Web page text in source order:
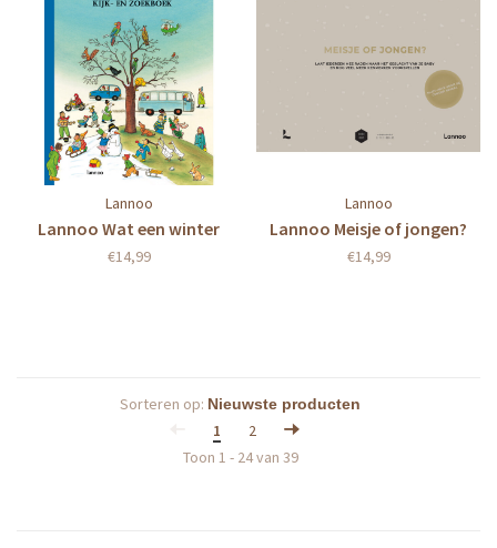
Lannoo
Lannoo Wat een winter
€14,99
Lannoo
Lannoo Meisje of jongen?
€14,99
Sorteren op:
1
2
Toon 1 - 24 van 39